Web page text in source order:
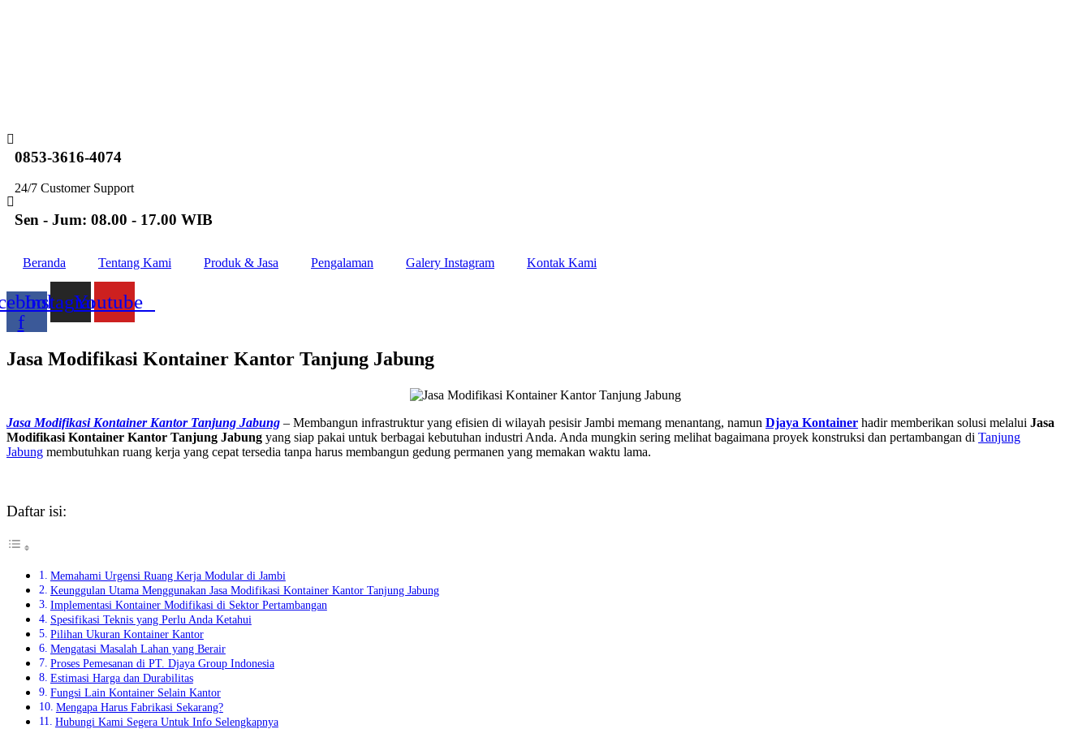
0853-3616-4074
24/7 Customer Support
Sen - Jum: 08.00 - 17.00 WIB
Beranda Tentang Kami Produk & Jasa Pengalaman Galery Instagram Kontak Kami
f
InstagramYoutube
Jasa Modifikasi Kontainer Kantor Tanjung Jabung
Jasa Modifikasi Kontainer Kantor Tanjung Jabung – Membangun infrastruktur yang efisien di wilayah pesisir Jambi memang menantang, namun Djaya Kontainer hadir memberikan solusi melalui Jasa
Modifikasi Kontainer Kantor Tanjung Jabung yang siap pakai untuk berbagai kebutuhan industri Anda. Anda mungkin sering melihat bagaimana proyek konstruksi dan pertambangan di Tanjung
Jabung membutuhkan ruang kerja yang cepat tersedia tanpa harus membangun gedung permanen yang memakan waktu lama.
Daftar isi:
Memahami Urgensi Ruang Kerja Modular di Jambi
Keunggulan Utama Menggunakan Jasa Modifikasi Kontainer Kantor Tanjung Jabung
Implementasi Kontainer Modifikasi di Sektor Pertambangan
Spesifikasi Teknis yang Perlu Anda Ketahui
Pilihan Ukuran Kontainer Kantor
Mengatasi Masalah Lahan yang Berair
Proses Pemesanan di PT. Djaya Group Indonesia
Estimasi Harga dan Durabilitas
Fungsi Lain Kontainer Selain Kantor
Mengapa Harus Fabrikasi Sekarang?
Hubungi Kami Segera Untuk Info Selengkapnya